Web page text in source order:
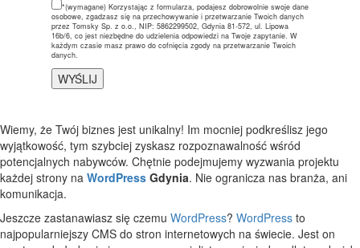
*(wymagane) Korzystając z formularza, podajesz dobrowolnie swoje dane
osobowe, zgadzasz się na przechowywanie i przetwarzanie Twoich danych
przez Tomsky Sp. z o.o., NIP: 5862299502, Gdynia 81-572, ul. Lipowa
16b/6, co jest niezbędne do udzielenia odpowiedzi na Twoje zapytanie. W
każdym czasie masz prawo do cofnięcia zgody na przetwarzanie Twoich
danych.
Wiemy, że Twój biznes jest unikalny! Im mocniej podkreślisz jego
wyjątkowość, tym szybciej zyskasz rozpoznawalność wśród
potencjalnych nabywców. Chętnie podejmujemy wyzwania projektu
każdej strony na WordPress Gdynia. Nie ogranicza nas branża, ani
komunikacja.
Jeszcze zastanawiasz się czemu WordPress? WordPress to
najpopularniejszy CMS do stron internetowych na świecie. Jest on